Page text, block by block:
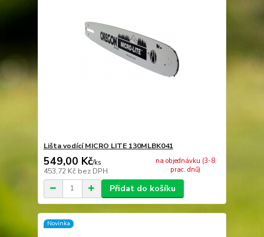
Lišta vodící MICRO LITE 130MLBK041
549,00 Kč/ks
453,72 Kč bez DPH
na objednávku (3-8
prac. dnů)
Přidat do košíku
Novinka